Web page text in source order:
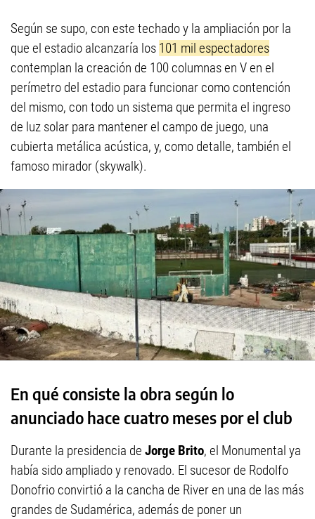
Según se supo, con este techado y la ampliación por la
que el estadio alcanzaría los 101 mil espectadores
contemplan la creación de 100 columnas en V en el
perímetro del estadio para funcionar como contención
del mismo, con todo un sistema que permita el ingreso
de luz solar para mantener el campo de juego, una
cubierta metálica acústica, y, como detalle, también el
famoso mirador (skywalk).
En qué consiste la obra según lo
anunciado hace cuatro meses por el club
Durante la presidencia de Jorge Brito, el Monumental ya
había sido ampliado y renovado. El sucesor de Rodolfo
Donofrio convirtió a la cancha de River en una de las más
grandes de Sudamérica, además de poner un